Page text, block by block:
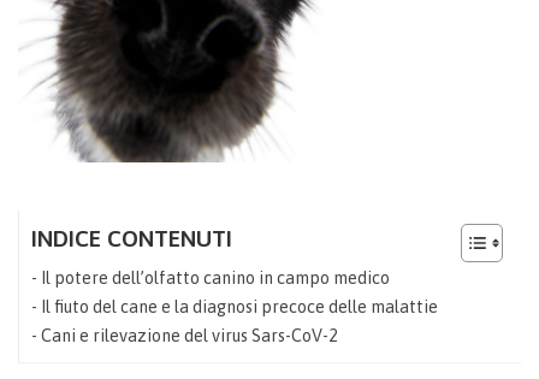
INDICE CONTENUTI
Il potere dell’olfatto canino in campo medico
Il fiuto del cane e la diagnosi precoce delle malattie
Cani e rilevazione del virus Sars-CoV-2